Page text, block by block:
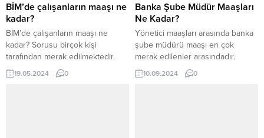
BİM’de çalışanların maaşı ne
kadar?
BİM’de çalışanların maaşı ne
kadar? Sorusu birçok kişi
tarafından merak edilmektedir.
BİM mağazaları, Türkiye’deki en
büyük market zincirleri arasında
19.05.2024 0
Banka Şube Müdür Maaşları
Ne Kadar?
Yönetici maaşları arasında banka
şube müdürü maaşı en çok
merak edilenler arasındadır.
Banka sektörü direkt olarak
parayla ilgili olduğundan bu
10.09.2024 0